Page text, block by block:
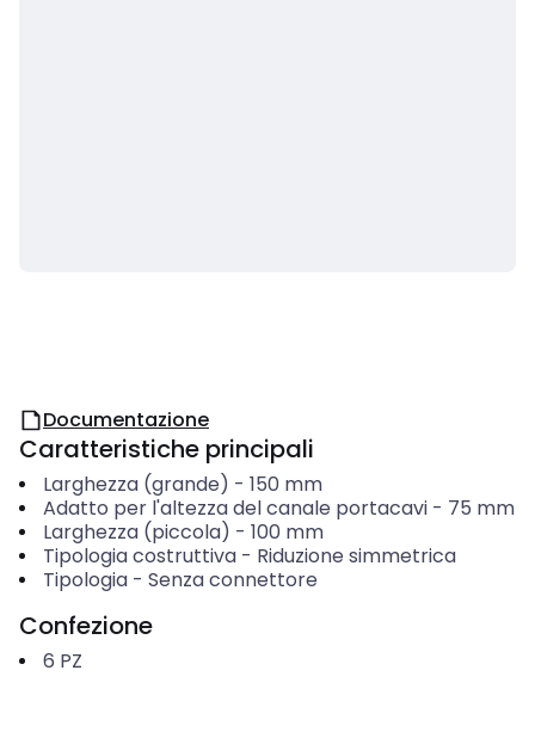
Documentazione
Caratteristiche principali
Larghezza (grande) - 150 mm
Adatto per l'altezza del canale portacavi- 75 mm
Larghezza (piccola) - 100 mm
Tipologia costruttiva- Riduzione simmetrica
Tipologia- Senza connettore
Confezione
6 PZ